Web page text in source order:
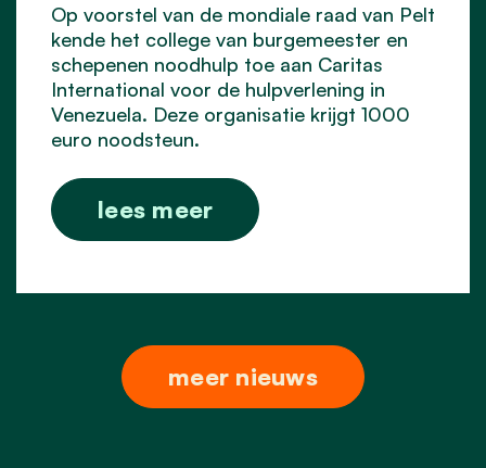
Op voorstel van de mondiale raad van Pelt
kende het college van burgemeester en
schepenen noodhulp toe aan Caritas
International voor de hulpverlening in
Venezuela. Deze organisatie krijgt 1000
euro noodsteun.
lees meer
meer nieuws